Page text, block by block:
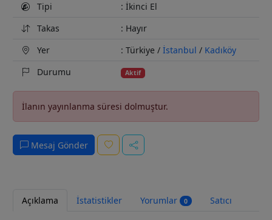
Tipi
: İkinci El
Takas
: Hayır
Yer
: Türkiye / İstanbul / Kadıköy
Durumu
Aktif
İlanın yayınlanma süresi dolmuştur.
Mesaj Gönder
Açıklama İstatistikler Yorumlar 0 Satıcı